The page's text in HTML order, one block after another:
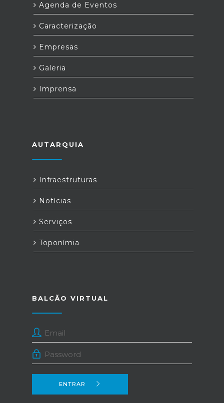
Agenda de Eventos
Caracterização
Empresas
Galeria
Imprensa
AUTARQUIA
Infraestruturas
Notícias
Serviços
Toponímia
BALCÃO VIRTUAL
ENTRAR